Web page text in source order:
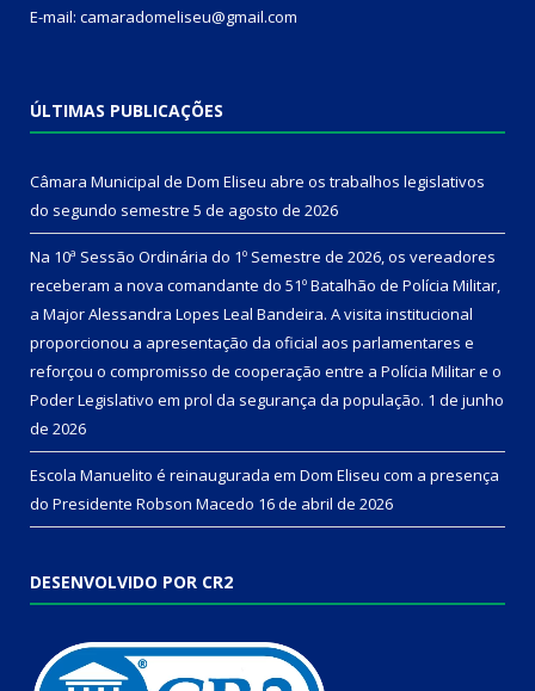
E-mail: camaradomeliseu@gmail.com
ÚLTIMAS PUBLICAÇÕES
Câmara Municipal de Dom Eliseu abre os trabalhos legislativos
do segundo semestre 5 de agosto de 2026
Na 10ª Sessão Ordinária do 1º Semestre de 2026, os vereadores
receberam a nova comandante do 51º Batalhão de Polícia Militar,
a Major Alessandra Lopes Leal Bandeira. A visita institucional
proporcionou a apresentação da oficial aos parlamentares e
reforçou o compromisso de cooperação entre a Polícia Militar e o
Poder Legislativo em prol da segurança da população. 1 de junho
de 2026
Escola Manuelito é reinaugurada em Dom Eliseu com a presença
do Presidente Robson Macedo 16 de abril de 2026
DESENVOLVIDO POR CR2